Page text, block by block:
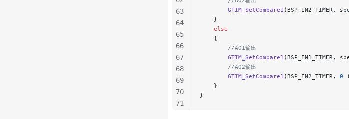
        GTIM_SetCompare1
(BSP_IN2_TIMER,
    }
    else
    {
        //AO1输出
        GTIM_SetCompare1
(BSP_IN1_TIMER,
        //AO2输出
        GTIM_SetCompare1
(BSP_IN2_TIMER, 0
    }
}
63
64
65
66
67
68
69
70
71